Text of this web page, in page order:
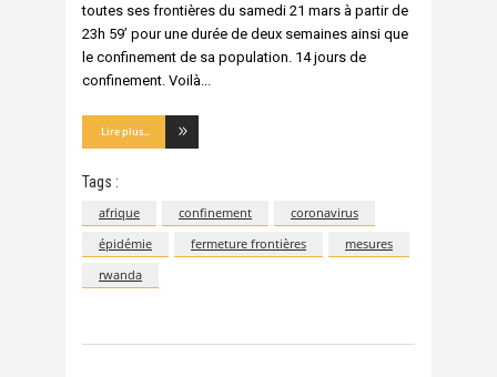
toutes ses frontières du samedi 21 mars à partir de
23h 59’ pour une durée de deux semaines ainsi que
le confinement de sa population. 14 jours de
confinement. Voilà
Lire plus...
Tags :
afrique confinement
coronavirus
épidémie
fermeture frontières
mesures
rwanda